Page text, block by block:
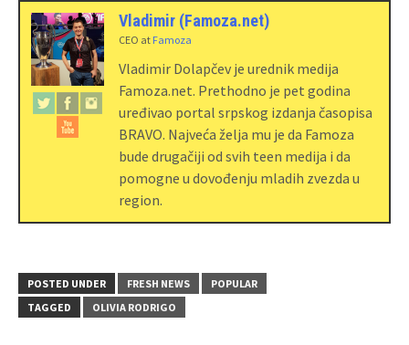
Vladimir (Famoza.net)
CEO at Famoza
Vladimir Dolapčev je urednik medija
Famoza.net. Prethodno je pet godina
uređivao portal srpskog izdanja časopisa
BRAVO. Najveća želja mu je da Famoza
bude drugačiji od svih teen medija i da
pomogne u dovođenju mladih zvezda u
region.
POSTED UNDER FRESH NEWS
POPULAR
TAGGED
OLIVIA RODRIGO